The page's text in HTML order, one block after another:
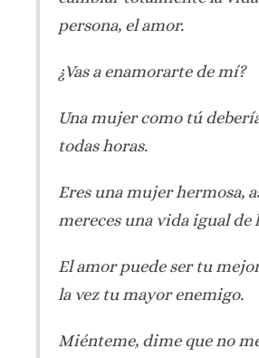
persona, el amor.
¿Vas a enamorarte de mí?
Una mujer como tú
todas horas.
Eres una mujer hermosa,
mereces una vida igual de
El amor puede ser tu
la vez tu mayor enemigo.
Miénteme, dime que no